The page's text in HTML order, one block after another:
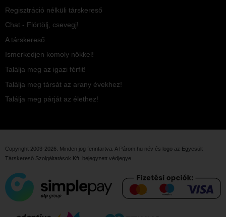
Regisztráció nélküli társkereső
Chat - Flörtölj, csevegj!
A társkereső
Ismerkedjen komoly nőkkel!
Találja meg az igazi férfit!
Találja meg társát az arany évekhez!
Találja meg párját az élethez!
Copyright 2003-2026. Minden jog fenntartva. A Párom.hu név és logo az Egyesült
Társkereső Szolgáltatások Kft.
bejegyzett védjegye.